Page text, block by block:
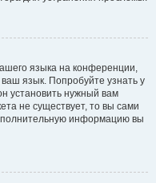
языка на конференции,
язык. Попробуйте узнать у
установить нужный вам
не существует, то вы сами
информацию вы